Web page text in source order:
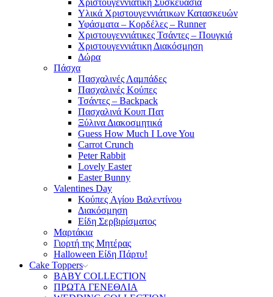
Χριστουγεννιάτικη Συσκευασία
Υλικά Χριστουγεννιάτικων Κατασκευών
Υφάσματα – Κορδέλες – Runner
Χριστουγεννιάτικες Τσάντες – Πουγκιά
Χριστουγεννιάτικη Διακόσμηση
Δώρα
Πάσχα
Πασχαλινές Λαμπάδες
Πασχαλινές Κούπες
Τσάντες – Backpack
Πασχαλινά Κουπ Πατ
Ξύλινα Διακοσμητικά
Guess How Much I Love You
Carrot Crunch
Peter Rabbit
Lovely Easter
Easter Bunny
Valentines Day
Κούπες Aγίου Βαλεντίνου
Διακόσμηση
Είδη Σερβιρίσματος
Μαρτάκια
Γιορτή της Μητέρας
Halloween Είδη Πάρτυ!
Cake Toppers
BABY COLLECTION
ΠΡΩΤΑ ΓΕΝΕΘΛΙΑ